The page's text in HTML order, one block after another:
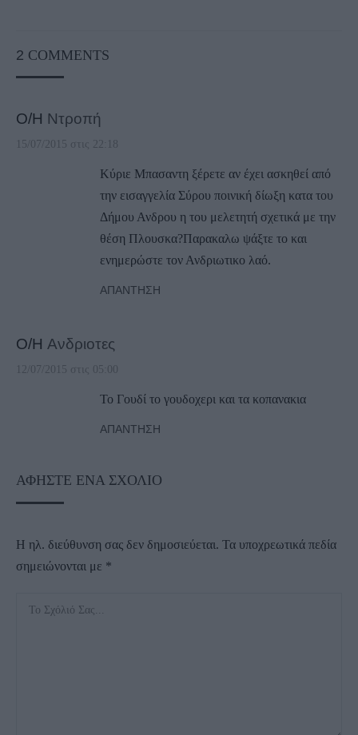
2 COMMENTS
Ο/Η Ντροπή
15/07/2015 στις 22:18
Κύριε Μπασαντη ξέρετε αν έχει ασκηθεί από
την εισαγγελία Σύρου ποινική δίωξη κατα του
Δήμου Ανδρου η του μελετητή σχετικά με την
θέση Πλουσκα?Παρακαλω ψάξτε το και
ενημερώστε τον Ανδριωτικο λαό.
ΑΠΆΝΤΗΣΗ
Ο/Η Ανδριοτες
12/07/2015 στις 05:00
Το Γουδί το γουδοχερι και τα κοπανακια
ΑΠΆΝΤΗΣΗ
ΑΦΉΣΤΕ ΈΝΑ ΣΧΌΛΙΟ
Η ηλ. διεύθυνση σας δεν δημοσιεύεται. Τα υποχρεωτικά πεδία
σημειώνονται με *